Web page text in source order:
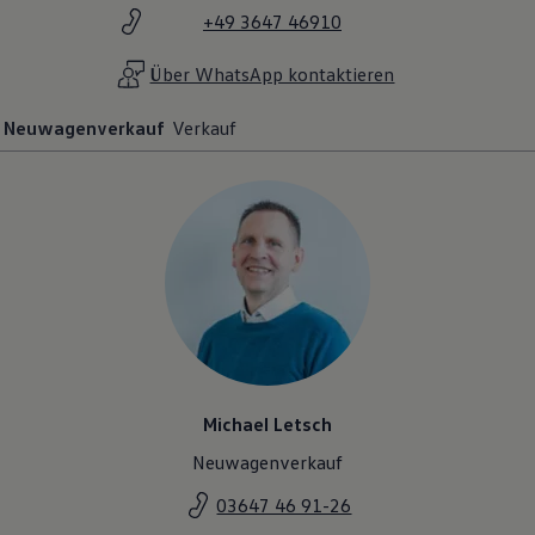
Volkswagen Apps, Login und Shop
Updates für Software, Karten und Radio
Über Ihr Auto
Kundeninformationen
Volkswagen Kundenbetreuung
Digitale Betriebsanleitung
Live Beratung
Elektromobilität
Volkswagen R
Pannen- und Unfallhilfe
+49 3647 46910
Über WhatsApp kontaktieren
Neuwagenverkauf Verkauf
Michael Letsch
Neuwagenverkauf
03647 46 91-26